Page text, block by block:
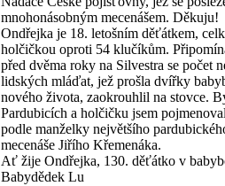
mnohonásobným mecenášem. Děkuju!
Ondřejka je 18. letošním děťátkem,
holčičkou oproti 54 klučíkům.
před dvěma roky na Silvestra se počet
lidských mláďat, jež prošla dvířky
nového života, zaokrouhlil na stovce.
Pardubicích a holčičku jsem
podle manželky největšího
mecenáše Jiřího Křemenáka.
Ať žije Ondřejka, 130. děťátko v
Babydědek Lu